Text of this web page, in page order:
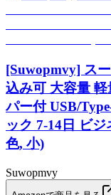
[Suwopmvy] ス
込み可 大容量
パー付 USB/
ック 7-14日 ビ
色, 小)
Suwopmvy